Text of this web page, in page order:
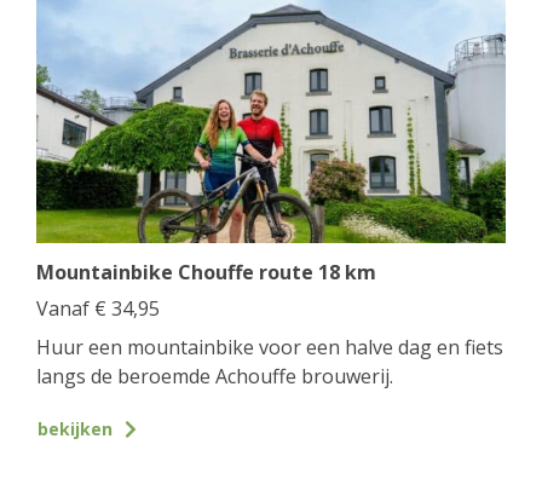
Mountainbike Chouffe route 18 km
Vanaf € 34,95
Huur een mountainbike voor een halve dag en fiets
langs de beroemde Achouffe brouwerij.
bekijken